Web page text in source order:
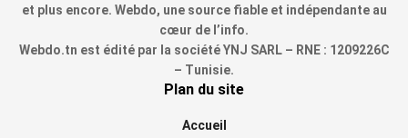
et plus encore. Webdo, une source fiable et indépendante au
cœur de l’info.
Webdo.tn est édité par la société YNJ SARL – RNE : 1209226C
– Tunisie.
Plan du site
Accueil